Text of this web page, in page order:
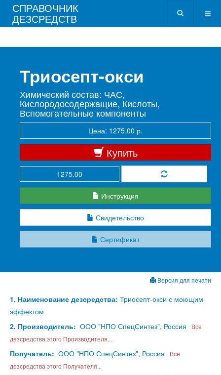
СПРАВОЧНИК
ДЕЗСРЕДСТВ
Триосепт-окси
Химический состав: ЧАС,
Кислородосодержащие, Кислоты,
Вспомогательные компоненты
Цена: 1275.00 р.
Купить
Инструкция
Свидетельство
Сертификат
Версия для печати
1. Наименование дезсредства: Триосепт-окси с моющим
эффектом
2. Производитель: ООО "НПО СпецСинтез", Россия
Все
дезсредства этого Производителя...
Получатель: ООО "НПО СпецСинтез", Россия
Все
дезсредства этого Получателя...